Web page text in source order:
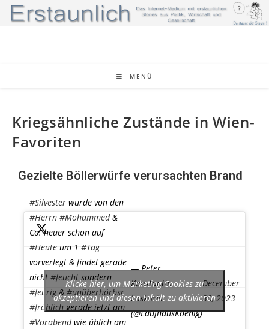
MENÜ
Kriegsähnliche Zustände in Wien-
Favoriten
Gezielte Böllerwürfe verursachten Brand
#Silvester wurde von den
#Herrn #Mohammed&
Co. heuer schon auf
#Heute um 1 #Tag
vorverlegt & findet gerade
nicht #feucht sondern
#feurig& #unüberhörbsr
#fröhlichgerade jetzt am
#Vorabendwie üblich am
— Peter
Konstantin
Laskaris
(@LaufhausKoenig)
December
30, 2023
Klicke hier, um Marketing-Cookies zu
akzeptieren und diesen Inhalt zu aktivieren